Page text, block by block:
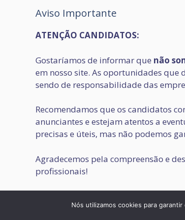
Aviso Importante
ATENÇÃO CANDIDATOS:
Gostaríamos de informar que não
em nosso site. As oportunidades que
sendo de responsabilidade das
Recomendamos que os candidatos
anunciantes e estejam atentos a
precisas e úteis, mas não podemos
Agradecemos pela compreensão e
profissionais!
© 2026 JOVEM APRENDIZ E ESTÁGIO•
Nós utilizamos cookies para